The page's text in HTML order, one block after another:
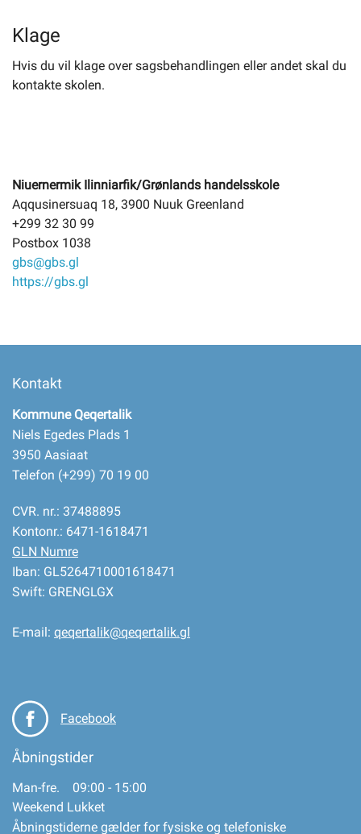
Klage
Hvis du vil klage over sagsbehandlingen eller andet skal du
kontakte skolen.
Niuernermik Ilinniarfik/Grønlands handelsskole
Aqqusinersuaq 18, 3900 Nuuk Greenland
+299 32 30 99
Postbox 1038
gbs@gbs.gl
https://gbs.gl
Kontakt
Kommune Qeqertalik
Niels Egedes Plads 1
3950 Aasiaat
Telefon (+299) 70 19 00
CVR. nr.: 37488895
Kontonr.: 6471-1618471
GLN Numre
Iban: GL5264710001618471
Swift: GRENGLGX
E-mail: qeqertalik@qeqertalik.gl
Facebook
Åbningstider
Man-fre. 09:00 - 15:00
Weekend Lukket
Åbningstiderne gælder for fysiske og telefoniske